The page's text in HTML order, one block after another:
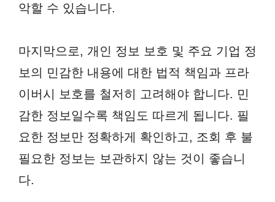
악할 수 있습니다.
마지막으로, 개인 정보 보호 및 주요 기업 정
보의 민감한 내용에 대한 법적 책임과 프라
이버시 보호를 철저히 고려해야 합니다. 민
감한 정보일수록 책임도 따르게 됩니다. 필
요한 정보만 정확하게 확인하고, 조회 후 불
필요한 정보는 보관하지 않는 것이 좋습니
다.